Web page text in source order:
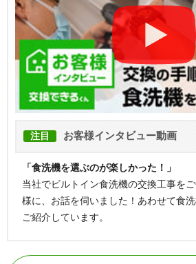
注目 お客様インタビュー動画
「食洗機を選ぶのが楽しかった！」
当社でビルトイン食洗機の交換工事を
様に、お話を伺いました！あわせて食
ご紹介しています。